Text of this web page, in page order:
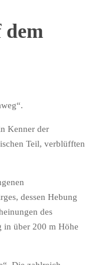
dem
Kenner der
Teil, verblüfften
dessen Hebung
des
in über 200 m Höhe